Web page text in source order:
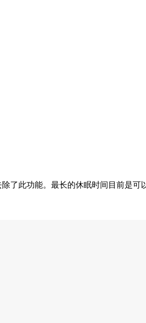
了此功能。最长的休眠时间目前是可